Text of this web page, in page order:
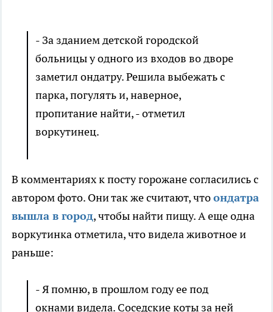
- За зданием детской городской
больницы у одного из входов во дворе
заметил ондатру. Решила выбежать с
парка, погулять и, наверное,
пропитание найти, - отметил
воркутинец.
В комментариях к посту горожане согласились с
автором фото. Они так же считают, чтоондатра
вышла в город, чтобы найти пищу. А еще одна
воркутинка отметила, что видела животное и
раньше:
- Я помню, в прошлом году ее под
окнами видела. Соседские коты за ней